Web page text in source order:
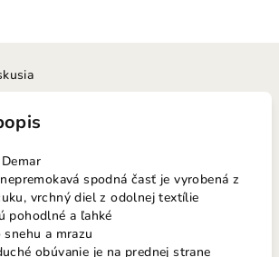
spodná časť je vyrobená z
vrchný diel z odolnej textílie
pohodlné a ľahké
snehu a mrazu
obúvanie je na prednej strane